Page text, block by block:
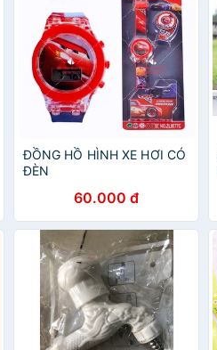
ĐỒNG HỒ HÌNH XE HƠI CÓ
ĐÈN
60.000 đ